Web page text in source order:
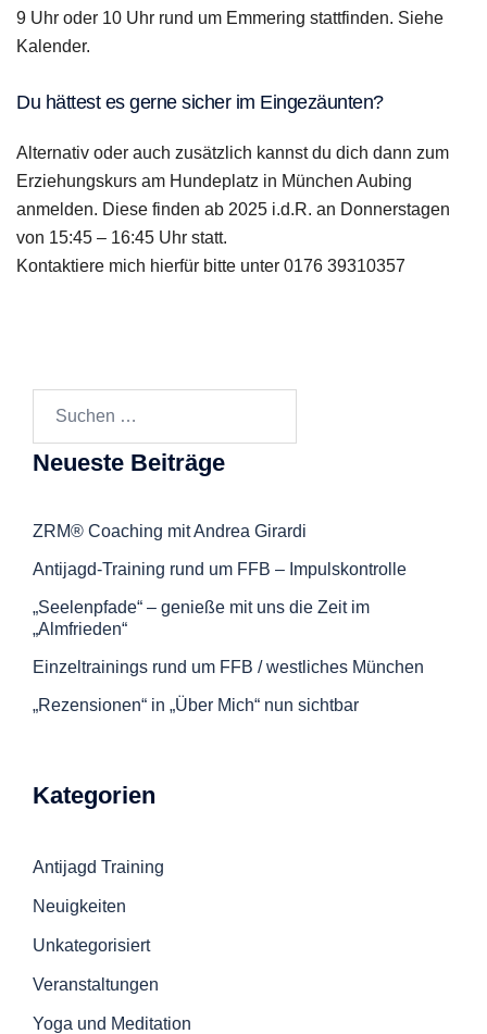
9 Uhr oder 10 Uhr rund um Emmering stattfinden. Siehe
Kalender.
Du hättest es gerne sicher im Eingezäunten?
Alternativ oder auch zusätzlich kannst du dich dann zum
Erziehungskurs am Hundeplatz in München Aubing
anmelden. Diese finden ab 2025 i.d.R. an Donnerstagen
von 15:45 – 16:45 Uhr statt.
Kontaktiere mich hierfür bitte unter 0176 39310357
Neueste Beiträge
ZRM® Coaching mit Andrea Girardi
Antijagd-Training rund um FFB – Impulskontrolle
„Seelenpfade“ – genieße mit uns die Zeit im
„Almfrieden“
Einzeltrainings rund um FFB / westliches München
„Rezensionen“ in „Über Mich“ nun sichtbar
Kategorien
Antijagd Training
Neuigkeiten
Unkategorisiert
Veranstaltungen
Yoga und Meditation